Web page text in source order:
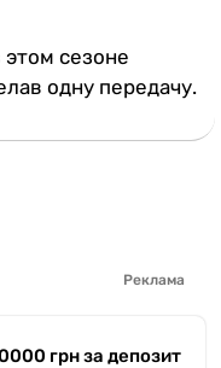
сезоне
одну передачу.
Реклама
грн за депозит